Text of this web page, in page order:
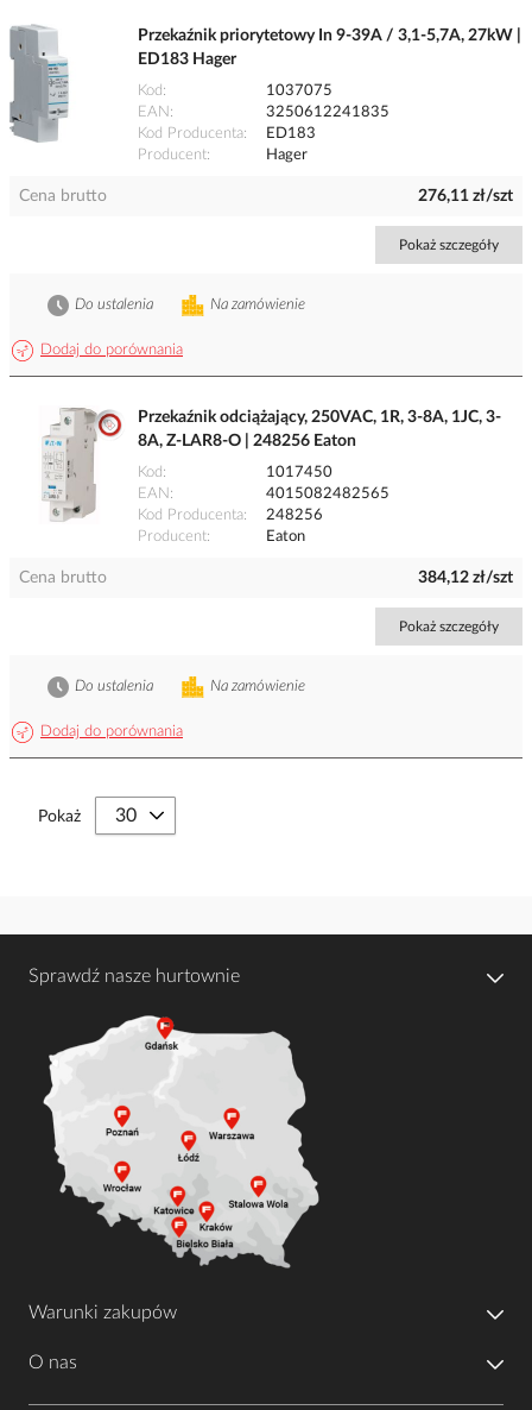
Przekaźnik priorytetowy In 9-39A / 3,1-5,7A, 27kW |
ED183 Hager
Kod
1037075
EAN
3250612241835
Kod Producenta
ED183
Producent
Hager
Cena brutto 276,11 zł/szt
Pokaż szczegóły
Dodaj do porównania
Na zamówienie
Do ustalenia
Przekaźnik odciążający, 250VAC, 1R, 3-8A, 1JC, 3-
8A, Z-LAR8-O | 248256 Eaton
Kod
1017450
EAN
4015082482565
Kod Producenta
248256
Producent
Eaton
Cena brutto 384,12 zł/szt
Pokaż szczegóły
Dodaj do porównania
Na zamówienie
Do ustalenia
Pokaż
Sprawdź nasze hurtownie
Warunki zakupów
O nas